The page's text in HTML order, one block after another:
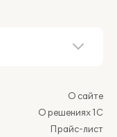
О сайте
О решениях 1С
Прайс-лист